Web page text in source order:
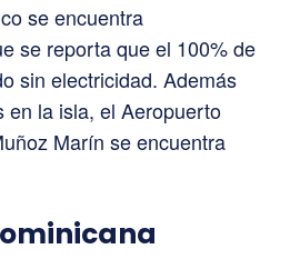
se encuentra
se reporta que el 100% de
sin electricidad. Además
en la isla, el Aeropuerto
Marín se encuentra